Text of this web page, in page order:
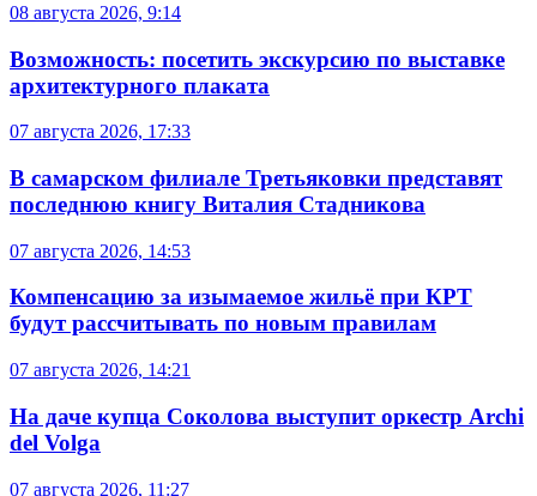
08 августа 2026, 9:14
Возможность: посетить экскурсию по выставке
архитектурного плаката
07 августа 2026, 17:33
В самарском филиале Третьяковки представят
последнюю книгу Виталия Стадникова
07 августа 2026, 14:53
Компенсацию за изымаемое жильё при КРТ
будут рассчитывать по новым правилам
07 августа 2026, 14:21
На даче купца Соколова выступит оркестр Archi
del Volga
07 августа 2026, 11:27